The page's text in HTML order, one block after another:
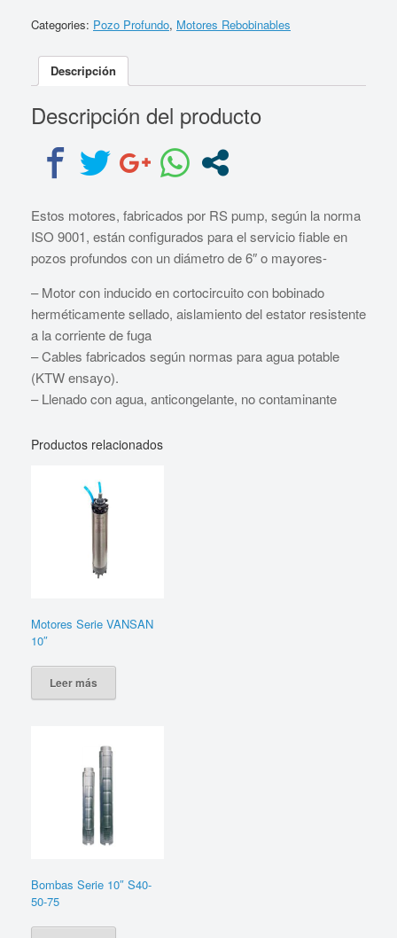
Categories: Pozo Profundo, Motores Rebobinables
Descripción
Descripción del producto
Estos motores, fabricados por RS pump, según la norma
ISO 9001, están configurados para el servicio fiable en
pozos profundos con un diámetro de 6″ o mayores-
– Motor con inducido en cortocircuito con bobinado
herméticamente sellado, aislamiento del estator resistente
a la corriente de fuga
– Cables fabricados según normas para agua potable
(KTW ensayo).
– Llenado con agua, anticongelante, no contaminante
Productos relacionados
Motores Serie VANSAN
10″
Leer más
Bombas Serie 10″ S40-
50-75